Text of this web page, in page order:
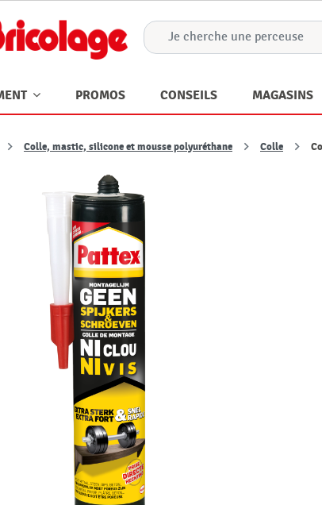
PROMOS CONSEILS MAGASINS
Colle, mastic, silicone et mousse polyuréthane Colle